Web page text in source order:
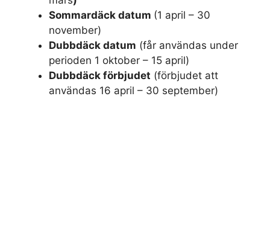
Sommardäck datum (1 april – 30
november)
Dubbdäck datum (får användas under
perioden 1 oktober – 15 april)
Dubbdäck förbjudet (förbjudet att
användas 16 april – 30 september)